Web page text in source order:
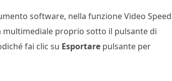
software, nella funzione Video Speed
proprio sotto il pulsante di
fai clic su Esportare pulsante per